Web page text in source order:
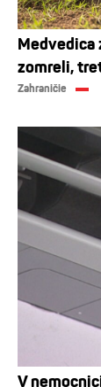
Medvedica
zomreli,
Zahraničie
V